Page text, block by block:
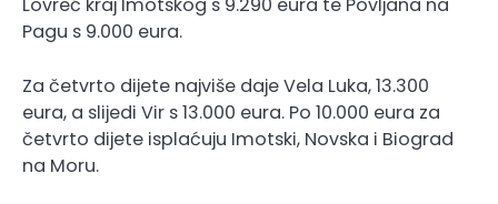
Lovreć kraj Imotskog s 9.290 eura te Povljana na
Pagu s 9.000 eura.
Za četvrto dijete najviše daje Vela Luka, 13.300
eura, a slijedi Vir s 13.000 eura. Po 10.000 eura za
četvrto dijete isplaćuju Imotski, Novska i Biograd
na Moru.